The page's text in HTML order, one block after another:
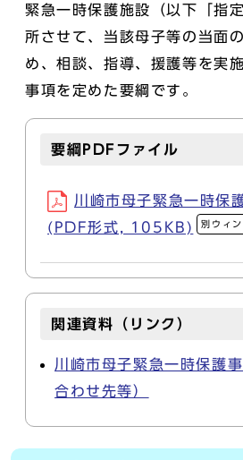
緊急一時保護施設（以下「指
所させて、当該母子等の当面
め、相談、指導、援護等を実
事項を定めた要綱です。
要綱PDFファイル
川崎市母子緊急一時保
(PDF形式, 105KB)
別ウィ
関連資料（リンク）
川崎市母子緊急一時保護
合わせ先等）